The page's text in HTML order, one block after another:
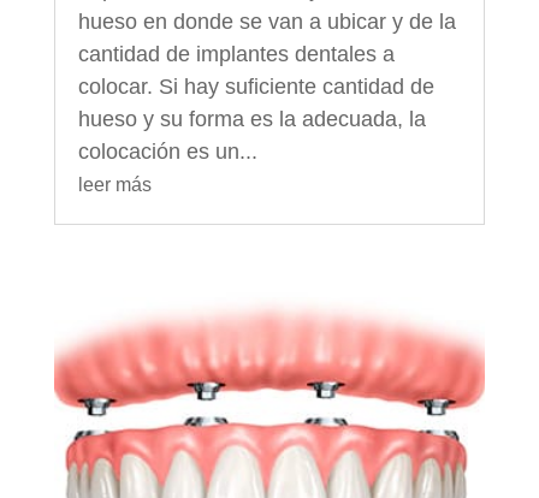
hueso en donde se van a ubicar y de la
cantidad de implantes dentales a
colocar. Si hay suficiente cantidad de
hueso y su forma es la adecuada, la
colocación es un...
leer más